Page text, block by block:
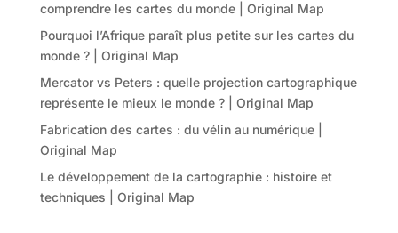
comprendre les cartes du monde | Original Map
Pourquoi l’Afrique paraît plus petite sur les cartes du
monde ? | Original Map
Mercator vs Peters : quelle projection cartographique
représente le mieux le monde ? | Original Map
Fabrication des cartes : du vélin au numérique |
Original Map
Le développement de la cartographie : histoire et
techniques | Original Map